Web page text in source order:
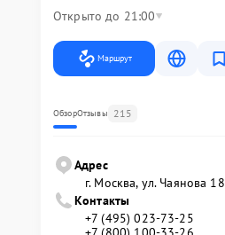
Открыто до 21:00
Маршрут
ОбзорОтзывы 215
Адрес
г. Москва, ул. Чаянова 18
Контакты
+7 (495) 023-73-25